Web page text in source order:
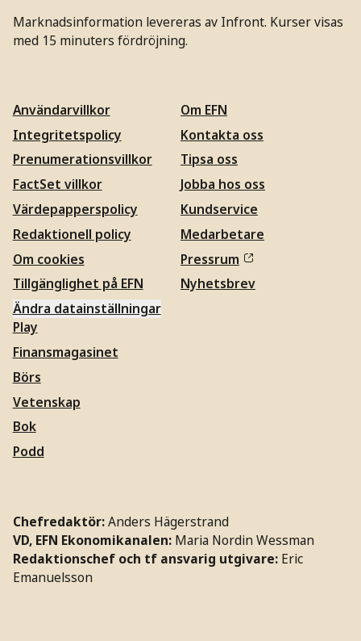
Marknadsinformation levereras av Infront. Kurser visas
med 15 minuters fördröjning.
Användarvillkor
Integritetspolicy
Prenumerationsvillkor
FactSet villkor
Värdepapperspolicy
Redaktionell policy
Om cookies
Tillgänglighet på EFN
Ändra datainställningar
Om EFN
Kontakta oss
Tipsa oss
Jobba hos oss
Kundservice
Medarbetare
Pressrum
Nyhetsbrev
Play
Finansmagasinet
Börs
Vetenskap
Bok
Podd
Chefredaktör:Anders Hägerstrand
VD, EFN Ekonomikanalen: Maria Nordin Wessman
Redaktionschef och tf ansvarig utgivare: Eric
Emanuelsson